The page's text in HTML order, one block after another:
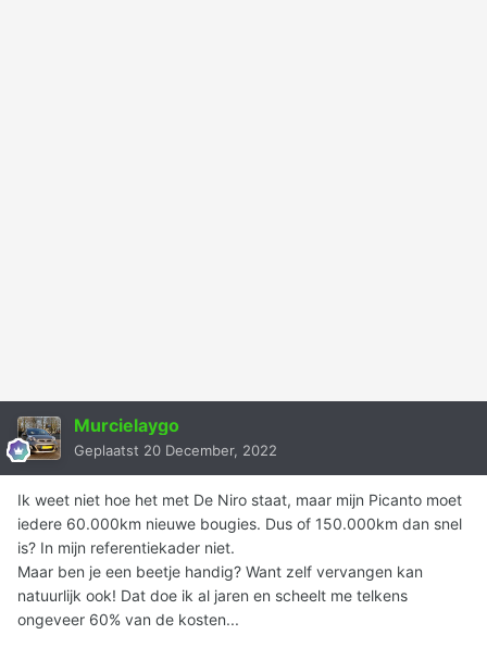
Murcielaygo
Geplaatst 20 December, 2022
Ik weet niet hoe het met De Niro staat, maar mijn Picanto moet
iedere 60.000km nieuwe bougies. Dus of 150.000km dan snel
is? In mijn referentiekader niet.
Maar ben je een beetje handig? Want zelf vervangen kan
natuurlijk ook! Dat doe ik al jaren en scheelt me telkens
ongeveer 60% van de kosten...